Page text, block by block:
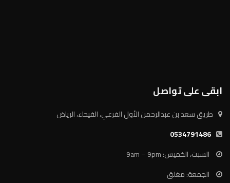
ابقى على تواصل
طريق سعد بن عبدالرحمن الأول الفرعي، الفيحاء، الرياض
0534791486
السبت، الخميس: 9am – 9pm
الجمعة: مغلق